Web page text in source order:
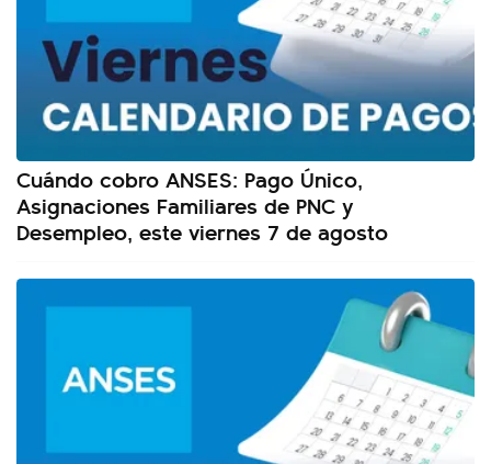
Cuándo cobro ANSES: Pago Único,
Asignaciones Familiares de PNC y
Desempleo, este viernes 7 de agosto